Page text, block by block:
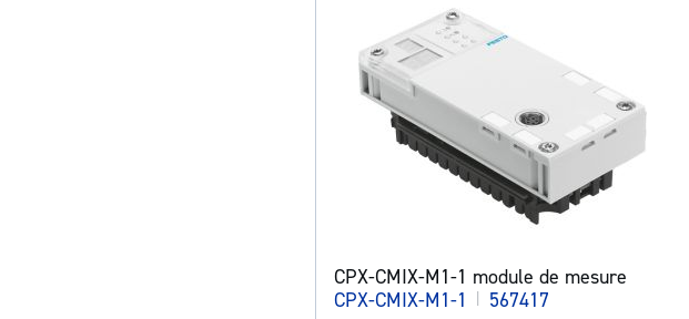
CPX-CMIX-M1-1 module de mesure
CPX-CMIX-M1-1
| 567417